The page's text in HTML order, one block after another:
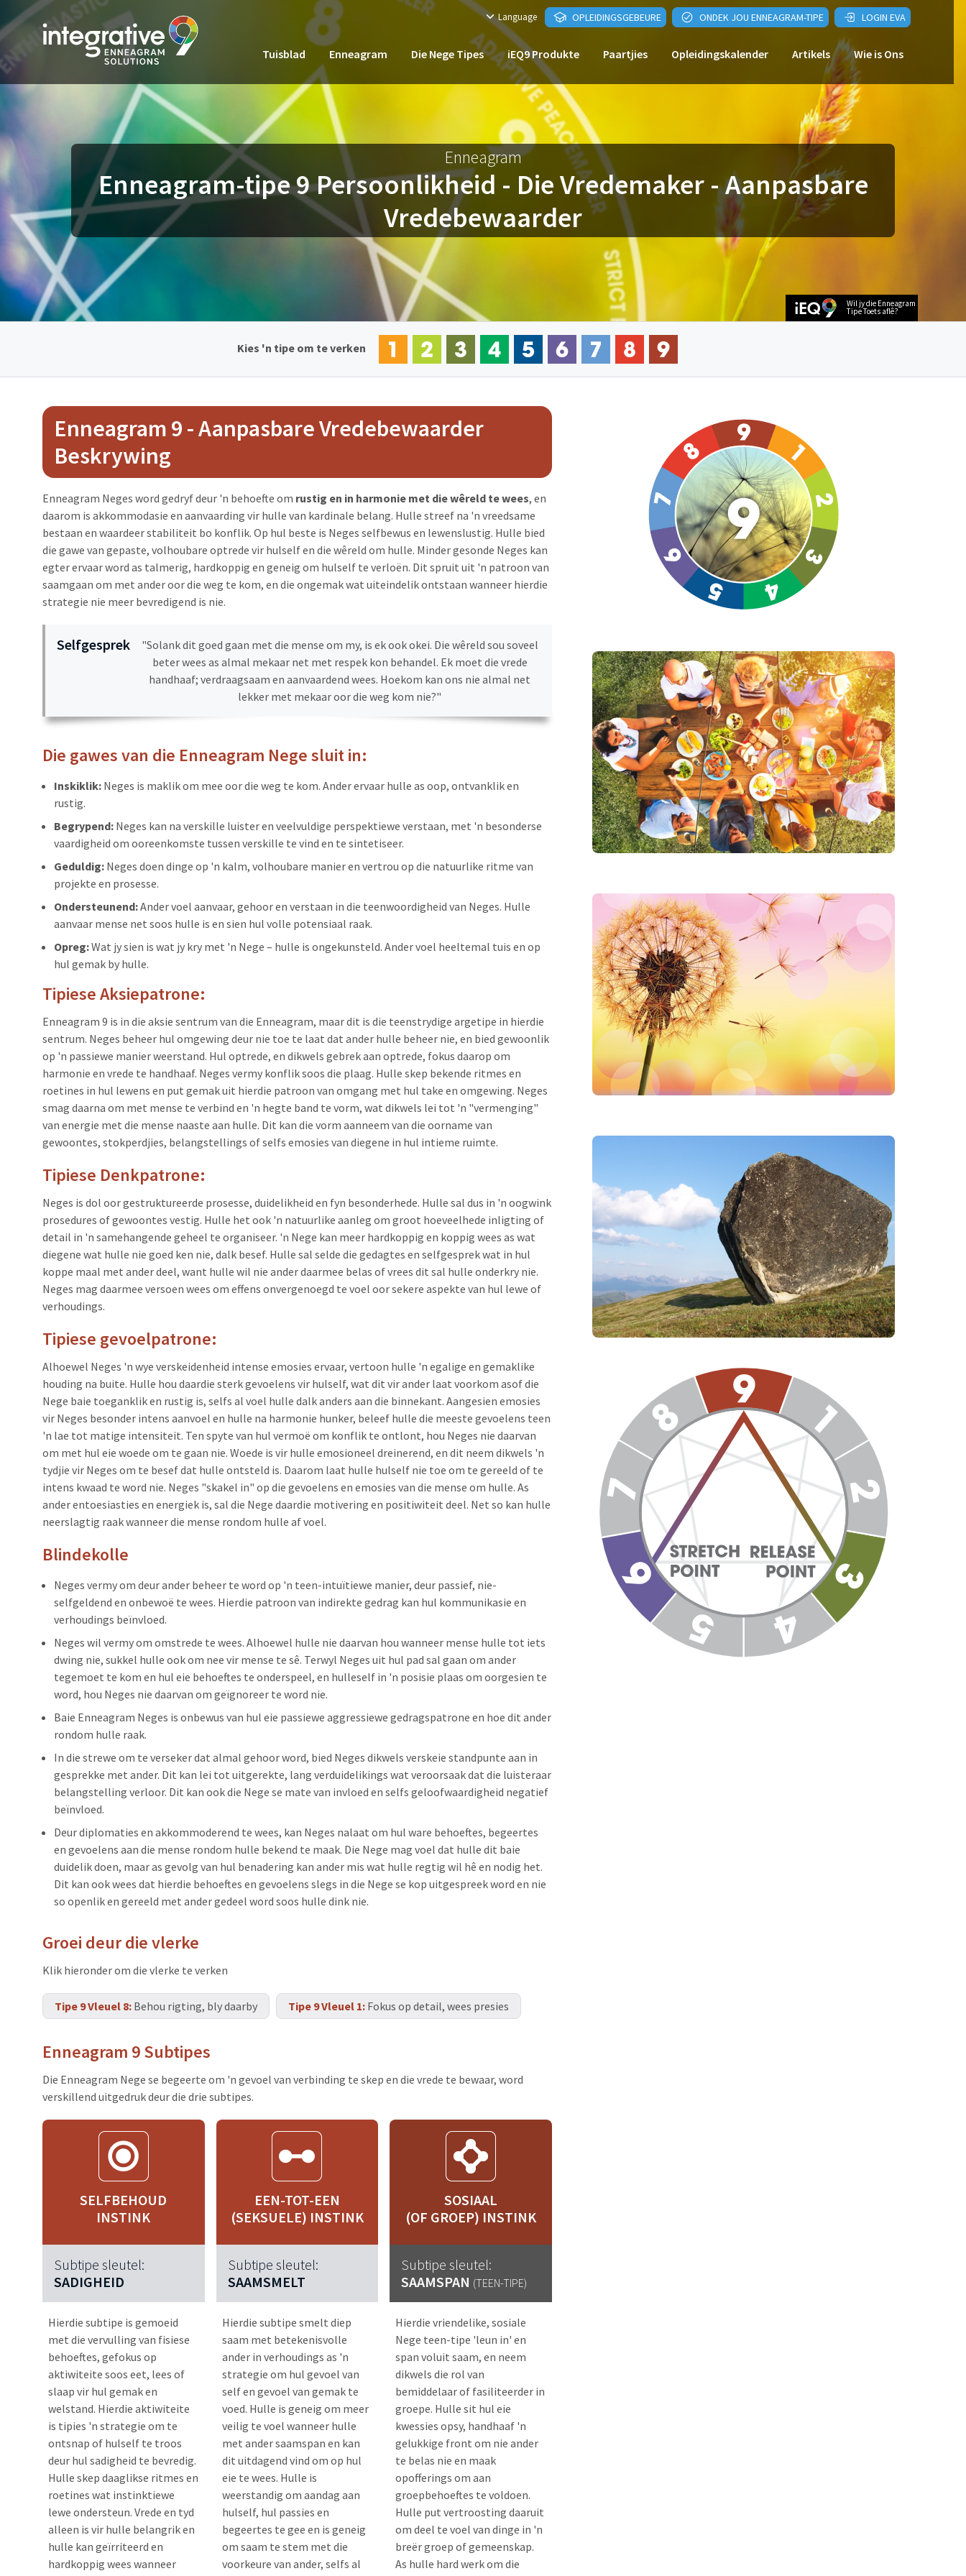
Language OPLEIDINGSGEBEURE ONDEK JOU ENNEAGRAM-TIPE LOGIN EVA
Tuisblad Enneagram Die Nege Tipes iEQ9 Produkte Paartjies Opleidingskalender Artikels Wie is Ons
Enneagram
Enneagram-tipe 9 Persoonlikheid - Die Vredemaker - Aanpasbare
Vredebewaarder
Wil jy die Enneagram
Tipe Toets aflê?
Kies 'n tipe om te verken
Enneagram 9 - Aanpasbare Vredebewaarder
Beskrywing
Enneagram Neges word gedryf deur 'n behoefte om rustig en in harmonie met die wêreld te wees, en
daarom is akkommodasie en aanvaarding vir hulle van kardinale belang. Hulle streef na 'n vreedsame
bestaan en waardeer stabiliteit bo konflik. Op hul beste is Neges selfbewus en lewenslustig. Hulle bied
die gawe van gepaste, volhoubare optrede vir hulself en die wêreld om hulle. Minder gesonde Neges kan
egter ervaar word as talmerig, hardkoppig en geneig om hulself te verloën. Dit spruit uit 'n patroon van
saamgaan om met ander oor die weg te kom, en die ongemak wat uiteindelik ontstaan wanneer hierdie
strategie nie meer bevredigend is nie.
Selfgesprek
"Solank dit goed gaan met die mense om my, is ek ook okei. Die wêreld sou soveel
beter wees as almal mekaar net met respek kon behandel. Ek moet die vrede
handhaaf; verdraagsaam en aanvaardend wees. Hoekom kan ons nie almal net
lekker met mekaar oor die weg kom nie?"
Die gawes van die Enneagram Nege sluit in:
Inskiklik: Neges is maklik om mee oor die weg te kom. Ander ervaar hulle as oop, ontvanklik en
rustig.
Begrypend: Neges kan na verskille luister en veelvuldige perspektiewe verstaan, met 'n besonderse
vaardigheid om ooreenkomste tussen verskille te vind en te sintetiseer.
Geduldig: Neges doen dinge op 'n kalm, volhoubare manier en vertrou op die natuurlike ritme van
projekte en prosesse.
Ondersteunend:Ander voel aanvaar, gehoor en verstaan in die teenwoordigheid van Neges. Hulle
aanvaar mense net soos hulle is en sien hul volle potensiaal raak.
Opreg:Wat jy sien is wat jy kry met 'n Nege – hulle is ongekunsteld. Ander voel heeltemal tuis en op
hul gemak by hulle.
Tipiese Aksiepatrone:
Enneagram 9 is in die aksie sentrum van die Enneagram, maar dit is die teenstrydige argetipe in hierdie
sentrum. Neges beheer hul omgewing deur nie toe te laat dat ander hulle beheer nie, en bied gewoonlik
op 'n passiewe manier weerstand. Hul optrede, en dikwels gebrek aan optrede, fokus daarop om
harmonie en vrede te handhaaf. Neges vermy konflik soos die plaag. Hulle skep bekende ritmes en
roetines in hul lewens en put gemak uit hierdie patroon van omgang met hul take en omgewing. Neges
smag daarna om met mense te verbind en 'n hegte band te vorm, wat dikwels lei tot 'n "vermenging"
van energie met die mense naaste aan hulle. Dit kan die vorm aanneem van die oorname van
gewoontes, stokperdjies, belangstellings of selfs emosies van diegene in hul intieme ruimte.
Tipiese Denkpatrone:
Neges is dol oor gestruktureerde prosesse, duidelikheid en fyn besonderhede. Hulle sal dus in 'n oogwink
prosedures of gewoontes vestig. Hulle het ook 'n natuurlike aanleg om groot hoeveelhede inligting of
detail in 'n samehangende geheel te organiseer. 'n Nege kan meer hardkoppig en koppig wees as wat
diegene wat hulle nie goed ken nie, dalk besef. Hulle sal selde die gedagtes en selfgesprek wat in hul
koppe maal met ander deel, want hulle wil nie ander daarmee belas of vrees dit sal hulle onderkry nie.
Neges mag daarmee versoen wees om effens onvergenoegd te voel oor sekere aspekte van hul lewe of
verhoudings.
Tipiese gevoelpatrone:
Alhoewel Neges 'n wye verskeidenheid intense emosies ervaar, vertoon hulle 'n egalige en gemaklike
houding na buite. Hulle hou daardie sterk gevoelens vir hulself, wat dit vir ander laat voorkom asof die
Nege baie toeganklik en rustig is, selfs al voel hulle dalk anders aan die binnekant. Aangesien emosies
vir Neges besonder intens aanvoel en hulle na harmonie hunker, beleef hulle die meeste gevoelens teen
'n lae tot matige intensiteit. Ten spyte van hul vermoë om konflik te ontlont, hou Neges nie daarvan
om met hul eie woede om te gaan nie. Woede is vir hulle emosioneel dreinerend, en dit neem dikwels 'n
tydjie vir Neges om te besef dat hulle ontsteld is. Daarom laat hulle hulself nie toe om te gereeld of te
intens kwaad te word nie. Neges "skakel in" op die gevoelens en emosies van die mense om hulle. As
ander entoesiasties en energiek is, sal die Nege daardie motivering en positiwiteit deel. Net so kan hulle
neerslagtig raak wanneer die mense rondom hulle af voel.
Blindekolle
Neges vermy om deur ander beheer te word op 'n teen-intuïtiewe manier, deur passief, nie-
selfgeldend en onbewoë te wees. Hierdie patroon van indirekte gedrag kan hul kommunikasie en
verhoudings beïnvloed.
Neges wil vermy om omstrede te wees. Alhoewel hulle nie daarvan hou wanneer mense hulle tot iets
dwing nie, sukkel hulle ook om nee vir mense te sê. Terwyl Neges uit hul pad sal gaan om ander
tegemoet te kom en hul eie behoeftes te onderspeel, en hulleself in 'n posisie plaas om oorgesien te
word, hou Neges nie daarvan om geïgnoreer te word nie.
Baie Enneagram Neges is onbewus van hul eie passiewe aggressiewe gedragspatrone en hoe dit ander
rondom hulle raak.
In die strewe om te verseker dat almal gehoor word, bied Neges dikwels verskeie standpunte aan in
gesprekke met ander. Dit kan lei tot uitgerekte, lang verduidelikings wat veroorsaak dat die luisteraar
belangstelling verloor. Dit kan ook die Nege se mate van invloed en selfs geloofwaardigheid negatief
beïnvloed.
Deur diplomaties en akkommoderend te wees, kan Neges nalaat om hul ware behoeftes, begeertes
en gevoelens aan die mense rondom hulle bekend te maak. Die Nege mag voel dat hulle dit baie
duidelik doen, maar as gevolg van hul benadering kan ander mis wat hulle regtig wil hê en nodig het.
Dit kan ook wees dat hierdie behoeftes en gevoelens slegs in die Nege se kop uitgespreek word en nie
so openlik en gereeld met ander gedeel word soos hulle dink nie.
Groei deur die vlerke
Klik hieronder om die vlerke te verken
Tipe 9 Vleuel 8: Behou rigting, bly daarby Tipe 9 Vleuel 1: Fokus op detail, wees presies
Enneagram 9 Subtipes
Die Enneagram Nege se begeerte om 'n gevoel van verbinding te skep en die vrede te bewaar, word
verskillend uitgedruk deur die drie subtipes.
SELFBEHOUD
INSTINK
Subtipe sleutel:
SADIGHEID
Hierdie subtipe is gemoeid
met die vervulling van fisiese
behoeftes, gefokus op
aktiwiteite soos eet, lees of
slaap vir hul gemak en
welstand. Hierdie aktiwiteite
is tipies 'n strategie om te
ontsnap of hulself te troos
deur hul sadigheid te bevredig.
Hulle skep daaglikse ritmes en
roetines wat instinktiewe
lewe ondersteun. Vrede en tyd
alleen is vir hulle belangrik en
hulle kan geïrriteerd en
hardkoppig wees wanneer
EEN-TOT-EEN
(SEKSUELE) INSTINK
Subtipe sleutel:
SAAMSMELT
Hierdie subtipe smelt diep
saam met betekenisvolle
ander in verhoudings as 'n
strategie om hul gevoel van
self en gevoel van gemak te
voed. Hulle is geneig om meer
veilig te voel wanneer hulle
met ander saamspan en kan
dit uitdagend vind om op hul
eie te wees. Hulle is
weerstandig om aandag aan
hulself, hul passies en
begeertes te gee en is geneig
om saam te stem met die
voorkeure van ander, selfs al
SOSIAAL
(OF GROEP) INSTINK
Subtipe sleutel:
SAAMSPAN (TEEN-TIPE)
Hierdie vriendelike, sosiale
Nege teen-tipe 'leun in' en
span voluit saam, en neem
dikwels die rol van
bemiddelaar of fasiliteerder in
groepe. Hulle sit hul eie
kwessies opsy, handhaaf 'n
gelukkige front om nie ander
te belas nie en maak
opofferings om aan
groepbehoeftes te voldoen.
Hulle put vertroosting daaruit
om deel te voel van dinge in 'n
breër groep of gemeenskap.
As hulle hard werk om die